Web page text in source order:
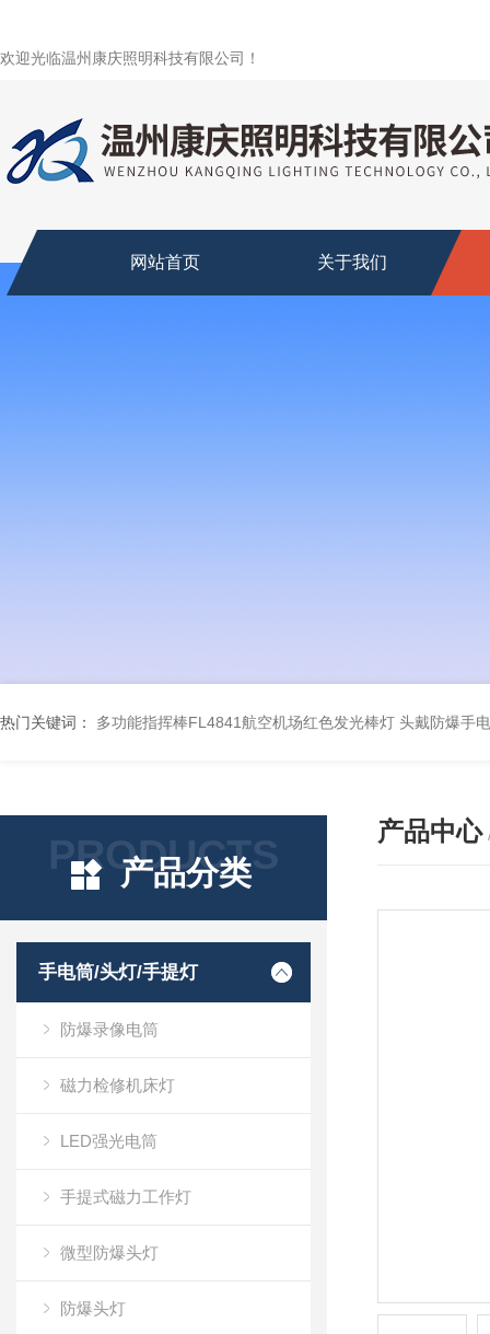
欢迎光临温州康庆照明科技有限公司！
网站首页 关于我们
热门关键词： 多功能指挥棒FL4841航空机场红色发光棒灯 头戴防爆手
PRODUCTS
产品分类
手电筒/头灯/手提灯
防爆录像电筒
磁力检修机床灯
LED强光电筒
手提式磁力工作灯
微型防爆头灯
防爆头灯
产品中心